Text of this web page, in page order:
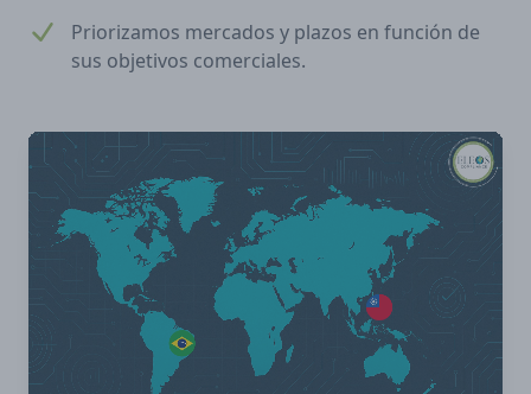
Priorizamos mercados y plazos en función de
sus objetivos comerciales.